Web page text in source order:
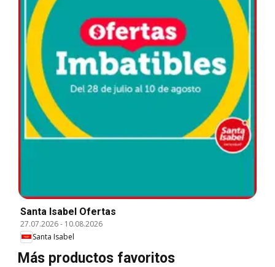
Santa Isabel Ofertas
27.07.2026- 10.08.2026
Santa Isabel
Más productos favoritos